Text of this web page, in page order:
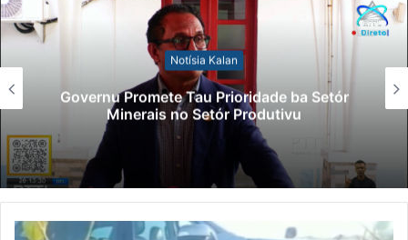
Notísia Kalan
Governu Promete Tau Prioridade ba Setór
Minerais no Setór Produtivu